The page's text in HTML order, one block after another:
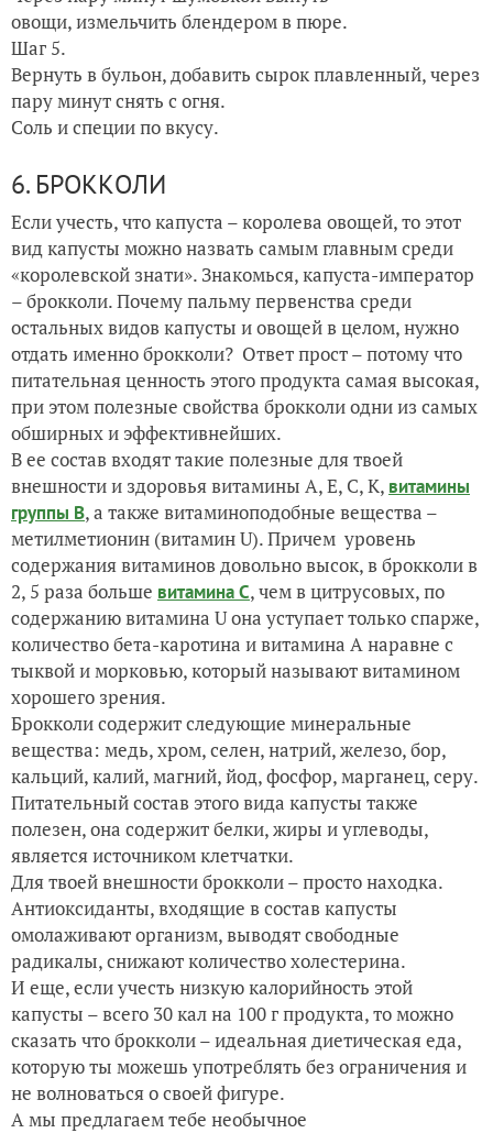
овощи, измельчить блендером в пюре.
Шаг 5.
Вернуть в бульон, добавить сырок плавленный, через
пару минут снять с огня.
Соль и специи по вкусу.
6. БРОККОЛИ
Если учесть, что капуста – королева овощей, то этот
вид капусты можно назвать самым главным среди
«королевской знати». Знакомься, капуста-император
– брокколи. Почему пальму первенства среди
остальных видов капусты и овощей в целом, нужно
отдать именно брокколи? Ответ прост – потому что
питательная ценность этого продукта самая высокая,
при этом полезные свойства брокколи одни из самых
обширных и эффективнейших.
В ее состав входят такие полезные для твоей
внешности и здоровья витамины А, Е, С, К, витамины
группы В, а также витаминоподобные вещества –
метилметионин (витамин U). Причем уровень
содержания витаминов довольно высок, в брокколи в
2, 5 раза больше витамина С, чем в цитрусовых, по
содержанию витамина U она уступает только спарже,
количество бета-каротина и витамина А наравне с
тыквой и морковью, который называют витамином
хорошего зрения.
Брокколи содержит следующие минеральные
вещества: медь, хром, селен, натрий, железо, бор,
кальций, калий, магний, йод, фосфор, марганец, серу.
Питательный состав этого вида капусты также
полезен, она содержит белки, жиры и углеводы,
является источником клетчатки.
Для твоей внешности брокколи – просто находка.
Антиоксиданты, входящие в состав капусты
омолаживают организм, выводят свободные
радикалы, снижают количество холестерина.
И еще, если учесть низкую калорийность этой
капусты – всего 30 кал на 100 г продукта, то можно
сказать что брокколи – идеальная диетическая еда,
которую ты можешь употреблять без ограничения и
не волноваться о своей фигуре.
А мы предлагаем тебе необычное